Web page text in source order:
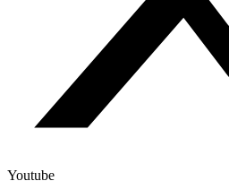
Youtube